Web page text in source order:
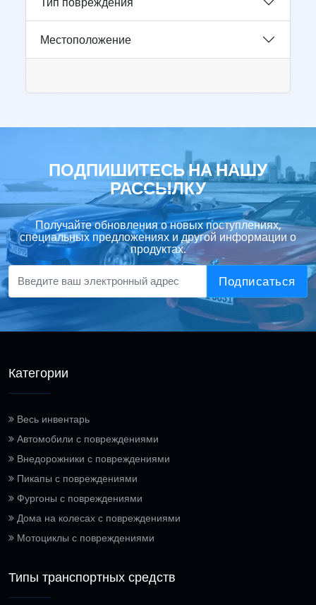
Местоположение
ПОДПИШИТЕСЬ НА НАШУ
РАССЫЛКУ
Получайте обновления о новых поступлениях,
специальных предложениях и другой информации о
продуктах.
Подписаться
Категории
Весь инвентарь
Автомобили с повреждениями
Внедорожники с повреждениями
Пикапы с повреждениями
Фургоны с повреждениями
Дома на колесах с повреждениями
Мотоциклы с повреждениями
Типы транспортных средств